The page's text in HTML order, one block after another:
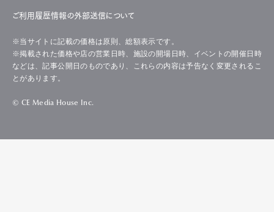
ご利用履歴情報の外部送信について
※当サイトに記載の価格は原則、総額表示です。
※掲載された価格や店の営業日時、施設の開場日時、イベントの開催日時
などは、記事公開日のものであり、これらの内容は予告なく変更されるこ
とがあります。
© CE Media House Inc.